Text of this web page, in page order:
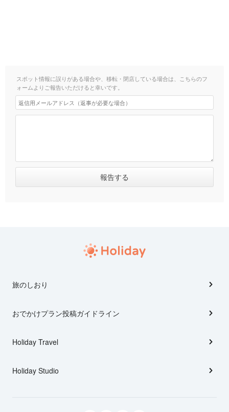
スポット情報に誤りがある場合や、移転・閉店している場合は、こちらのフ
ォームよりご報告いただけると幸いです。
旅のしおり
おでかけプラン投稿ガイドライン
Holiday Travel
Holiday Studio